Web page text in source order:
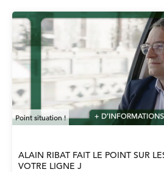
Point situation !
ALAIN RIBAT FAIT LE POINT SUR
VOTRE LIGNE J